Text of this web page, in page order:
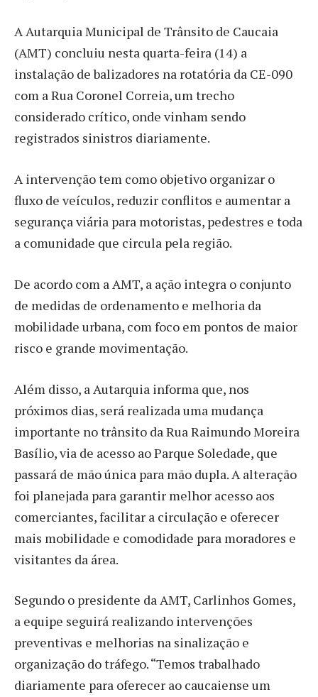
A Autarquia Municipal de Trânsito de Caucaia
(AMT) concluiu nesta quarta-feira (14) a
instalação de balizadores na rotatória da CE-090
com a Rua Coronel Correia, um trecho
considerado crítico, onde vinham sendo
registrados sinistros diariamente.
A intervenção tem como objetivo organizar o
fluxo de veículos, reduzir conflitos e aumentar a
segurança viária para motoristas, pedestres e toda
a comunidade que circula pela região.
De acordo com a AMT, a ação integra o conjunto
de medidas de ordenamento e melhoria da
mobilidade urbana, com foco em pontos de maior
risco e grande movimentação.
Além disso, a Autarquia informa que, nos
próximos dias, será realizada uma mudança
importante no trânsito da Rua Raimundo Moreira
Basílio, via de acesso ao Parque Soledade, que
passará de mão única para mão dupla. A alteração
foi planejada para garantir melhor acesso aos
comerciantes, facilitar a circulação e oferecer
mais mobilidade e comodidade para moradores e
visitantes da área.
Segundo o presidente da AMT, Carlinhos Gomes,
a equipe seguirá realizando intervenções
preventivas e melhorias na sinalização e
organização do tráfego. “Temos trabalhado
diariamente para oferecer ao caucaiense um